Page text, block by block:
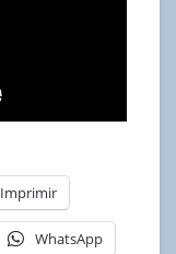
Imprimir
WhatsApp